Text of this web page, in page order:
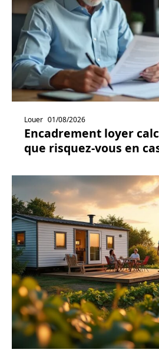
Louer 01/08/2026
Encadrement loyer
que risquez-vous en